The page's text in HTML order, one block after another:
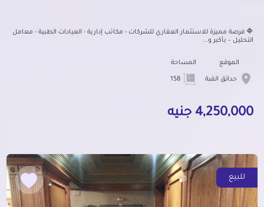
🔷 فرصة مميزة للاستثمار العقاري للشركات - مكاتب إدارية - العيادات الطبية - معامل
التحليل – بأكبر و...
الموقع
حدائق القبة
المساحة
4,250,000 جنيه
للبيع